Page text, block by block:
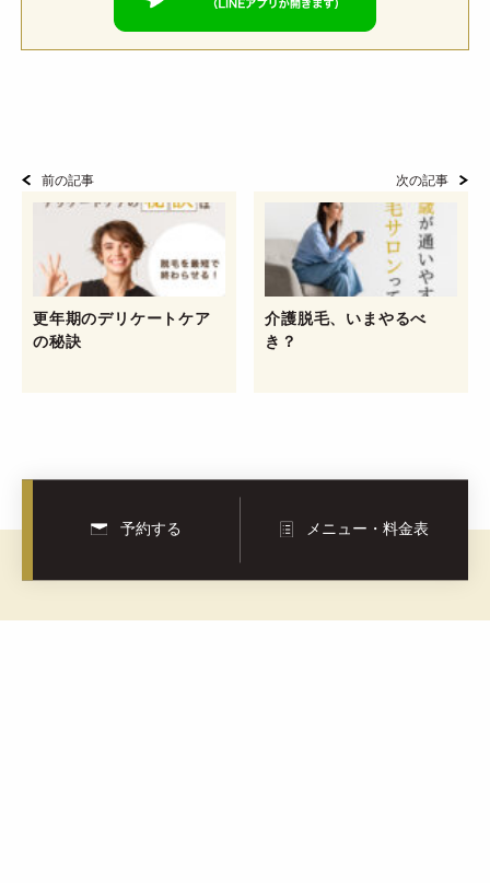
前の記事
更年期のデリケートケア
の秘訣
次の記事
介護脱毛、いまやるべ
き？
予約する メニュー・料金表